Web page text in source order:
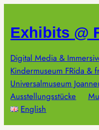
springen
Exhibits @
Digital Media &
Kindermuseum FRida &
Universalmuseum
Ausstellungsstücke
English